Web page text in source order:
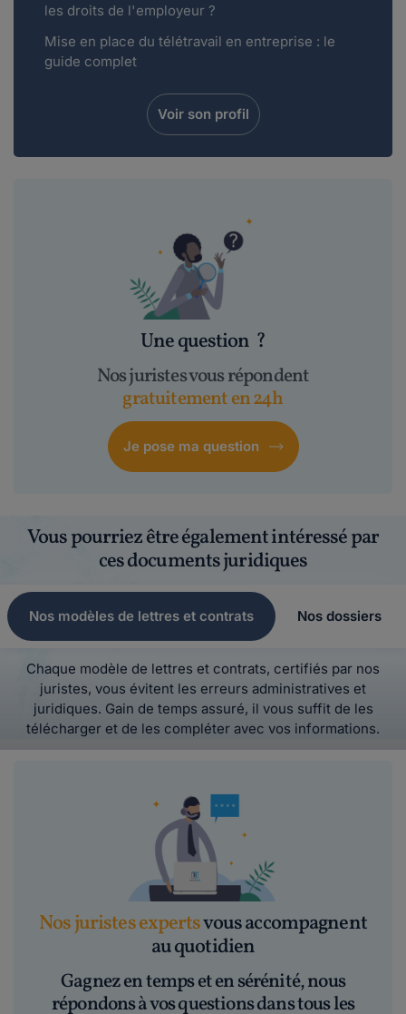
les droits de l'employeur ?
Mise en place du télétravail en entreprise : le
guide complet
Voir son profil
Une question ?
Nos juristes vous répondent
gratuitement en 24h
Je pose ma question
Vous pourriez être également intéressé par
ces documents juridiques
Nos modèles de lettres et contrats Nos dossiers
Chaque modèle de lettres et contrats, certifiés par nos
juristes, vous évitent les erreurs administratives et
juridiques. Gain de temps assuré, il vous suffit de les
télécharger et de les compléter avec vos informations.
Nos juristes expertsvous accompagnent
au quotidien
Gagnez en temps et en sérénité, nous
répondons à vos questions dans tous les